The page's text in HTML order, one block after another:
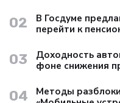
02
В Госдуме
перейти к
03
Доходность
фоне снижения
04
Методы